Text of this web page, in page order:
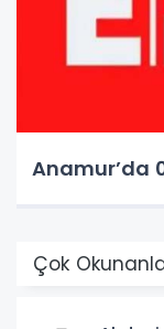
Anamur’da
Çok